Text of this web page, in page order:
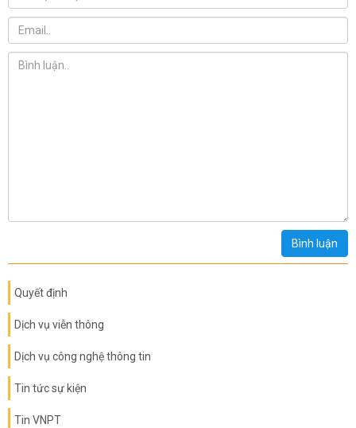
Bình luận
Quyết định
Dịch vụ viễn thông
Dịch vụ công nghệ thông tin
Tin tức sự kiện
Tin VNPT